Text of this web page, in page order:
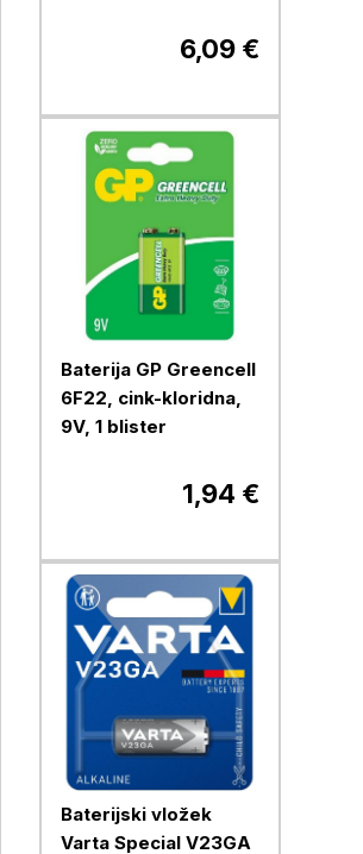
6,09 €
Baterija GP Greencell
6F22, cink-kloridna,
9V, 1 blister
1,94 €
Baterijski vložek
Varta Special V23GA